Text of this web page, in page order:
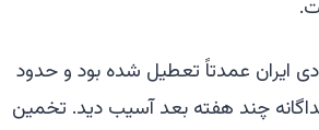
ایران عمدتاً تعطیل شده بود و حدود
چند هفته بعد آسیب دید. تخمین